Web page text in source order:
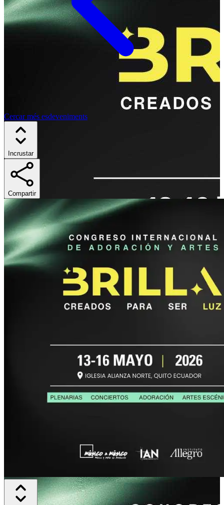
Cercar més esdeveniments
Incrustar
Compartir